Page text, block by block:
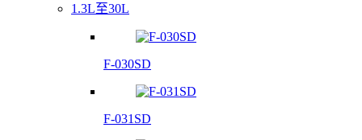
1.3L至30L
F-030SD
F-031SD